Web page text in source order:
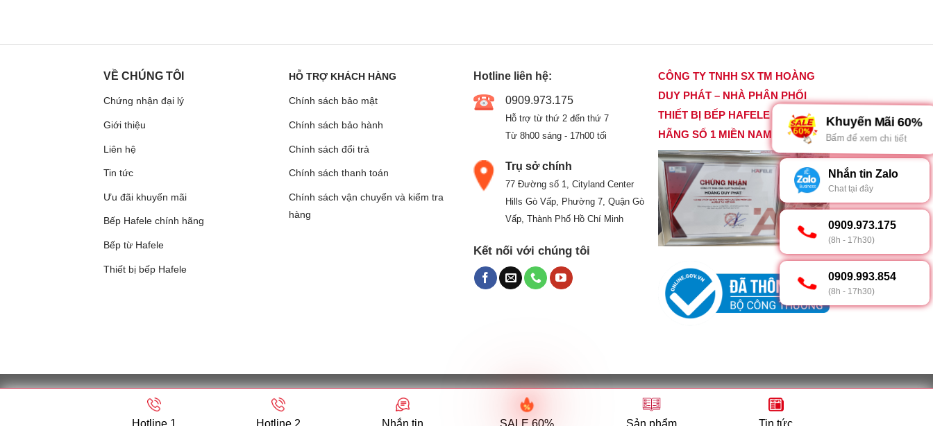
VỀ CHÚNG TÔI
Chứng nhận đại lý
Giới thiệu
Liên hệ
Tin tức
Ưu đãi khuyến mãi
Bếp Hafele chính hãng
Bếp từ Hafele
Thiết bị bếp Hafele
HỖ TRỢ KHÁCH HÀNG
Chính sách bảo mật
Chính sách bảo hành
Chính sách đổi trả
Chính sách thanh toán
Chính sách vận chuyển và kiểm tra
hàng
Hotline liên hệ:
0909.973.175
Hỗ trợ từ thứ 2 đến thứ 7
Từ 8h00 sáng - 17h00 tối
Trụ sở chính
77 Đường số 1, Cityland Center
Hills Gò Vấp, Phường 7, Quận Gò
Vấp, Thành Phố Hồ Chí Minh
Kết nối với chúng tôi
CÔNG TY TNHH SX TM HOÀNG
DUY PHÁT – NHÀ PHÂN PHỐI
THIẾT BỊ BẾP HAFELE CHÍNH
HÃNG SỐ 1 MIỀN NAM
cấp ngày 26/01/2007) - Địa chỉ: 77 Đường số 1, Khu dân cư CityLand, Phường 7, Quận Gò Vấp, Thành phố Hồ Chí Minh
Khuyến Mãi 60%
Bấm để xem chi tiết
Nhắn tin Zalo
Chat tại đây
0909.973.175
(8h - 17h30)
0909.993.854
(8h - 17h30)
Hotline 1 Hotline 2 Nhắn tin SALE 60% Sản phẩm Tin tức